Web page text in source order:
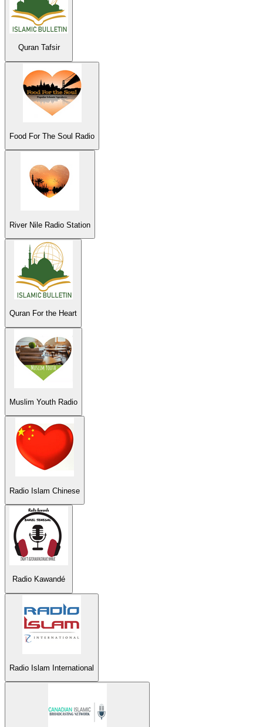
Quran Tafsir
Food For The Soul Radio
River Nile Radio Station
Quran For the Heart
Muslim Youth Radio
Radio Islam Chinese
Radio Kawandé
Radio Islam International